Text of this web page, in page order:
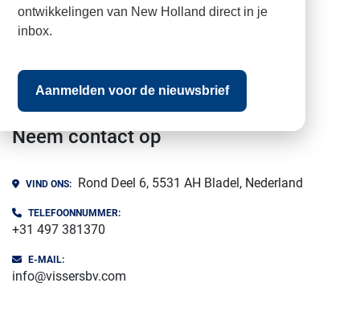
Vissers Bladel BV
facebookwhatsappinstagram
Neem contact op
VIND ONS: Rond Deel 6, 5531 AH Bladel, Nederland
TELEFOONNUMMER:
+31 497 381370
E-MAIL:
info@vissersbv.com
ontwikkelingen van New Holland direct in je
inbox.
Aanmelden voor de nieuwsbrief